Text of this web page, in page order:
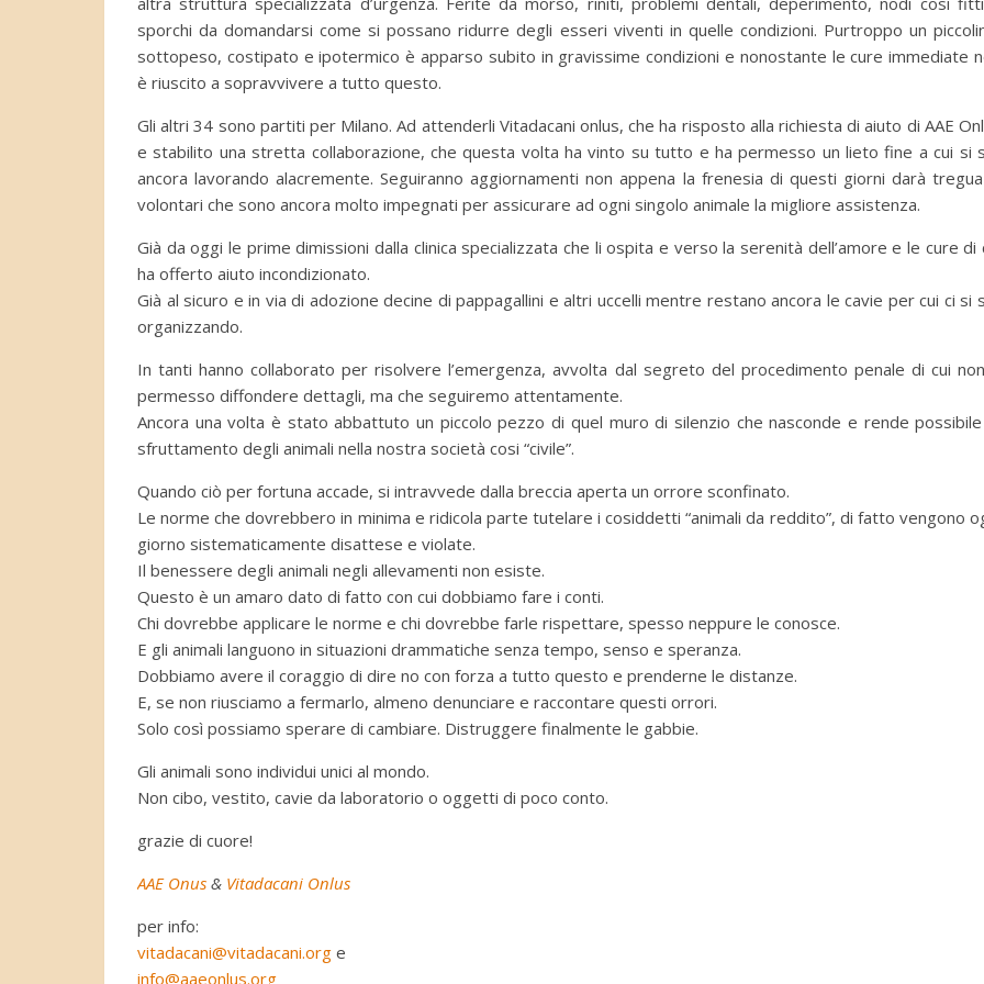
sporchi da domandarsi come si possano ridurre degli esseri viventi in quelle condizioni. Purtroppo un
sottopeso, costipato e ipotermico è apparso subito in gravissime condizioni e nonostante le cure immediate
è riuscito a sopravvivere a tutto questo.
Gli altri 34 sono partiti per Milano. Ad attenderli Vitadacani onlus, che ha risposto alla richiesta di aiuto di AAE
e stabilito una stretta collaborazione, che questa volta ha vinto su tutto e ha permesso un lieto fine a cui si
ancora lavorando alacremente. Seguiranno aggiornamenti non appena la frenesia di questi giorni darà
volontari che sono ancora molto impegnati per assicurare ad ogni singolo animale la migliore assistenza.
Già da oggi le prime dimissioni dalla clinica specializzata che li ospita e verso la serenità dell’amore e le cure di
ha offerto aiuto incondizionato.
Già al sicuro e in via di adozione decine di pappagallini e altri uccelli mentre restano ancora le cavie per cui ci si
organizzando.
In tanti hanno collaborato per risolvere l’emergenza, avvolta dal segreto del procedimento penale di cui
permesso diffondere dettagli, ma che seguiremo attentamente.
Ancora una volta è stato abbattuto un piccolo pezzo di quel muro di silenzio che nasconde e rende
sfruttamento degli animali nella nostra società cosi “civile”.
Quando ciò per fortuna accade, si intravvede dalla breccia aperta un orrore sconfinato.
Le norme che dovrebbero in minima e ridicola parte tutelare i cosiddetti “animali da reddito”, di fatto vengono
giorno sistematicamente disattese e violate.
Il benessere degli animali negli allevamenti non esiste.
Questo è un amaro dato di fatto con cui dobbiamo fare i conti.
Chi dovrebbe applicare le norme e chi dovrebbe farle rispettare, spesso neppure le conosce.
E gli animali languono in situazioni drammatiche senza tempo, senso e speranza.
Dobbiamo avere il coraggio di dire no con forza a tutto questo e prenderne le distanze.
E, se non riusciamo a fermarlo, almeno denunciare e raccontare questi orrori.
Solo così possiamo sperare di cambiare. Distruggere finalmente le gabbie.
Gli animali sono individui unici al mondo.
Non cibo, vestito, cavie da laboratorio o oggetti di poco conto.
grazie di cuore!
AAE Onus & Vitadacani Onlus
per info:
vitadacani@vitadacani.org e
info@aaeonlus.org